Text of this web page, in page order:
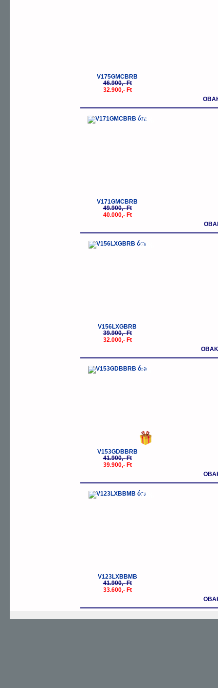
V175GMCBRB
46.900,- Ft
32.900,- Ft
-20%
V171GMCBRB
49.900,- Ft
40.000,- Ft
-20%
V156LXGBRB
39.900,- Ft
32.000,- Ft
-5%
V153GDBBRB
41.900,- Ft
39.900,- Ft
-20%
V123LXBBMB
41.900,- Ft
33.600,- Ft